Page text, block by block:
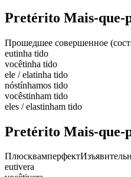
Pretérito Mais-que-
Прошедшее совершенное
eutinha tido
vocêtinha tido
ele / elatinha tido
nóstínhamos tido
vocêstinham tido
eles / elastinham tido
Pretérito Mais-que-
Плюсквамперфект
eutivera